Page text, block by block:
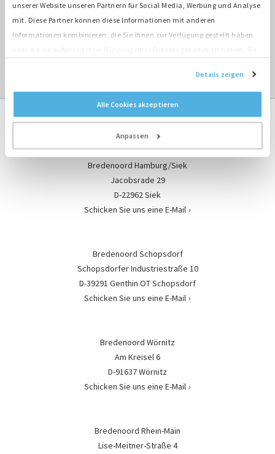
unserer Website unseren Partnern für Social Media, Werbung und Analyse
mit. Diese Partner können diese Informationen mit anderen
Informationen kombinieren, die Sie ihnen zur Verfügung gestellt haben
Details zeigen
Alle Cookies akzeptieren
Anpassen
ÜBERBLICK MIETEN ›
ÜBERBLICK TRANSFORMATOREN ›
Kontaktformular
Bredenoord Hamburg/Siek
Jacobsrade 29
D-22962 Siek
Schicken Sie uns eine E-Mail
Bredenoord Schopsdorf
Schopsdorfer Industriestraße 10
D-39291 Genthin OT Schopsdorf
Schicken Sie uns eine E-Mail
Bredenoord Wörnitz
Am Kreisel 6
D-91637 Wörnitz
Schicken Sie uns eine E-Mail
Bredenoord Rhein-Main
Lise-Meitner-Straße 4